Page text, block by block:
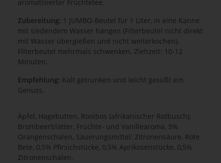
aromatisierter Früchtetee.
Zubereitung: 1 JUMBO-Beutel für 1 Liter, in eine Kanne
mit siedendem Wasser hängen (Filterbeutel nicht direkt
mit Wasser übergießen und nicht weiterkochen).
Filterbeutel mehrmals schwenken. Ziehzeit: 10-12
Minuten.
Empfehlung: Kalt getrunken und leicht gesüßt ein
Genuss.
Äpfel, Hagebutten, Rooibos (afrikanischer Rotbusch),
Brombeerblätter, Früchte- und Vanillearoma, 5%
Orangenschalen, Säuerungsmittel: Zitronensäure, Rote
Bete, 0,5% Pfirsichstücke, 0,5% Aprikosenstücke, 0,5%
Zitronenschalen.